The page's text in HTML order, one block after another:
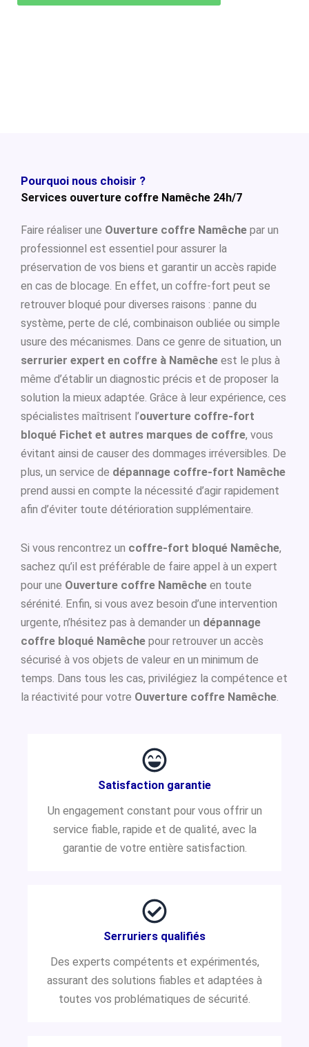
Pourquoi nous choisir ?
Services ouverture coffre Namêche 24h/7
Faire réaliser une Ouverture coffre Namêche par un
professionnel est essentiel pour assurer la
préservation de vos biens et garantir un accès rapide
en cas de blocage. En effet, un coffre-fort peut se
retrouver bloqué pour diverses raisons : panne du
système, perte de clé, combinaison oubliée ou simple
usure des mécanismes. Dans ce genre de situation, un
serrurier expert en coffre à Namêche est le plus à
même d’établir un diagnostic précis et de proposer la
solution la mieux adaptée. Grâce à leur expérience, ces
spécialistes maîtrisent l’ouverture coffre-fort
bloqué Fichet et autres marques de coffre, vous
évitant ainsi de causer des dommages irréversibles. De
plus, un service de dépannage coffre-fort Namêche
prend aussi en compte la nécessité d’agir rapidement
afin d’éviter toute détérioration supplémentaire.
Si vous rencontrez un coffre-fort bloqué Namêche,
sachez qu’il est préférable de faire appel à un expert
pour une Ouverture coffre Namêche en toute
sérénité. Enfin, si vous avez besoin d’une intervention
urgente, n’hésitez pas à demander un dépannage
coffre bloqué Namêche pour retrouver un accès
sécurisé à vos objets de valeur en un minimum de
temps. Dans tous les cas, privilégiez la compétence et
la réactivité pour votre Ouverture coffre Namêche.
Satisfaction garantie
Un engagement constant pour vous offrir un
service fiable, rapide et de qualité, avec la
garantie de votre entière satisfaction.
Serruriers qualifiés
Des experts compétents et expérimentés,
assurant des solutions fiables et adaptées à
toutes vos problématiques de sécurité.